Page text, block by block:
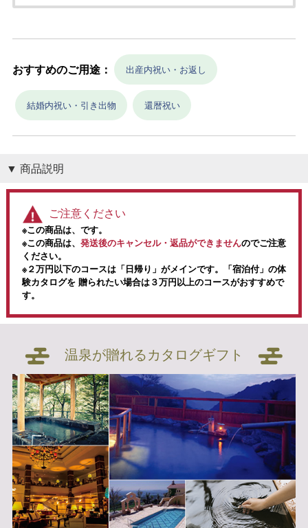
おすすめのご用途： 出産内祝い・お返し
結婚内祝い・引き出物 還暦祝い
商品説明
ご注意ください
※この商品は、 です。
※この商品は、 発送後のキャンセル・返品ができませんのでご注意
ください。
※２万円以下のコースは「日帰り」がメインです。「宿泊付」の体
験カタログを 贈られたい場合は３万円以上のコースがおすすめで
す。
温泉が贈れるカタログギフト